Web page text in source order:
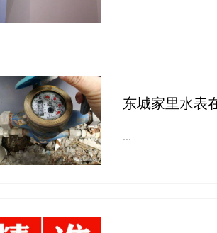
东城家里水表